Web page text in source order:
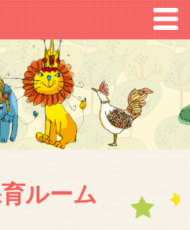
ルーム